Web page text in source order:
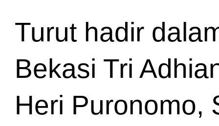
Turut hadir
Bekasi Tri
Heri Puronomo,